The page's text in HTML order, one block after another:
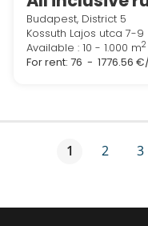
Budapest, District 5
Kossuth Lajos utca 7-9
Available : 10 - 1.000 m2
For rent: 76 - 1776.56
1 2 3